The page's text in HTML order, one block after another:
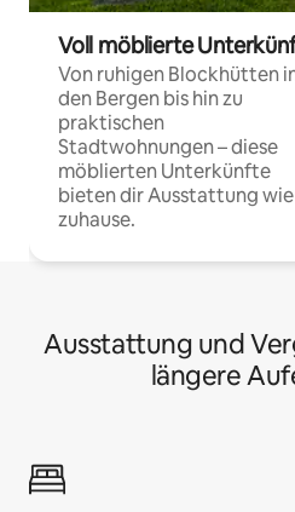
Voll möblierte
Von ruhigen Blockhütten
den Bergen bis hin zu
praktischen
Stadtwohnungen – diese
möblierten Unterkünfte
bieten dir Ausstattung wie
zuhause.
Ausstattung und
längere